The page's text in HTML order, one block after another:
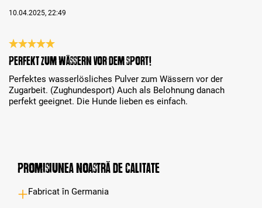
10.04.2025, 22:49
Review with rating of 5 out of 5 stars
Perfekt zum wässern vor dem Sport!
Perfektes wasserlösliches Pulver zum Wässern vor der
Zugarbeit. (Zughundesport) Auch als Belohnung danach
perfekt geeignet. Die Hunde lieben es einfach.
Promisiunea noastră de calitate
Fabricat în Germania